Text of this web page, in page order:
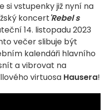
si vstupenky již nyní na
koncert'Rebel s
14. listopadu 2023
večer slibuje být
kalendáři hlavního
a vibrovat na
virtuosa Hausera!